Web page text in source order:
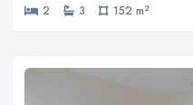
2 3 152 m2